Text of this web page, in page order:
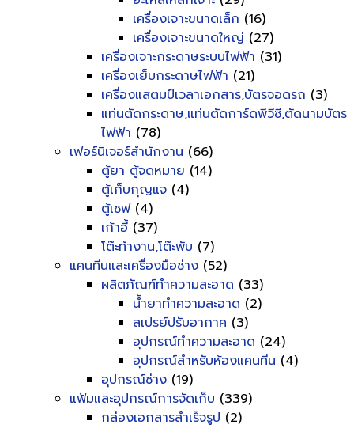
เครื่องเจาะขนาดเล็ก (16)
เครื่องเจาะขนาดใหญ่ (27)
เครื่องเจาะกระดาษระบบไฟฟ้า (31)
เครื่องเย็บกระดาษไฟฟ้า (21)
เครื่องแสตมป์เวลาเอกสาร,บัตรจอดรถ (3)
แท่นตัดกระดาษ,แท่นตัดการ์ดพีวีซี,ตัดนามบัตร
ไฟฟ้า (78)
เฟอร์นิเจอร์สำนักงาน (66)
ตู้ยา ตู้จดหมาย (14)
ตู้เก็บกุญแจ (4)
ตู้เซฟ(4)
เก้าอี้ (37)
โต๊ะทำงาน,โต๊ะพับ (7)
แคนทีนและเครื่องมือช่าง (52)
ผลิตภัณฑ์ทำความสะอาด (33)
น้ำยาทำความสะอาด (2)
สเปรย์ปรับอากาศ (3)
อุปกรณ์ทำความสะอาด (24)
อุปกรณ์สำหรับห้องแคนทีน (4)
อุปกรณ์ช่าง (19)
แฟ้มและอุปกรณ์การจัดเก็บ (339)
กล่องเอกสารสำเร็จรูป (2)